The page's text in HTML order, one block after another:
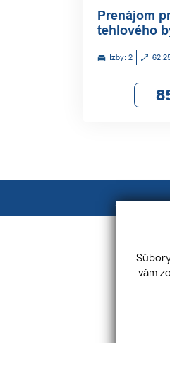
Prenájom
tehlového
Izby: 2
vám